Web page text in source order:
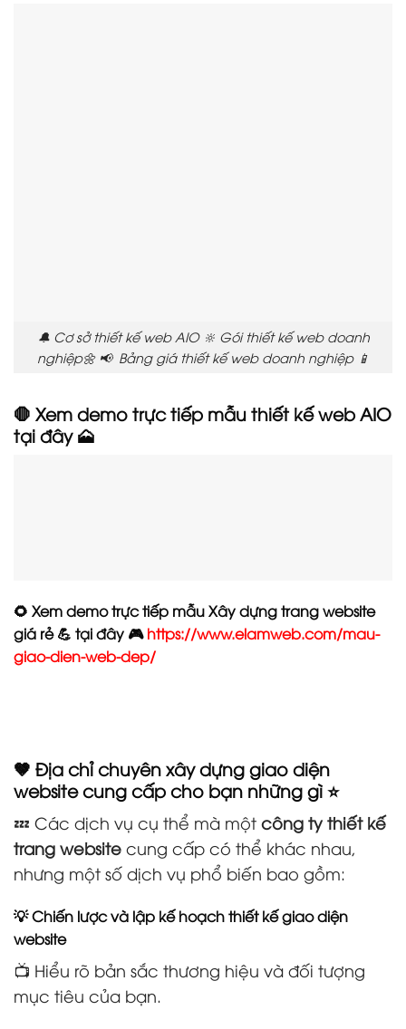
🔔 Cơ sở thiết kế web AIO 🔆 Gói thiết kế web doanh
nghiệp🌼 📢 Bảng giá thiết kế web doanh nghiệp 📱
🛑 Xem demo trực tiếp mẫu thiết kế web AIO
tại đây 🗻
🌻 Xem demo trực tiếp mẫu Xây dựng trang website
giá rẻ 💪 tại đây 🎮https://www.elamweb.com/mau-
giao-dien-web-dep/
🤎 Địa chỉ chuyên xây dựng giao diện
website cung cấp cho bạn những gì ⭐
💤 Các dịch vụ cụ thể mà một công ty thiết kế
trang website cung cấp có thể khác nhau,
nhưng một số dịch vụ phổ biến bao gồm:
💡 Chiến lược và lập kế hoạch thiết kế giao diện
website
📺 Hiểu rõ bản sắc thương hiệu và đối tượng
mục tiêu của bạn.